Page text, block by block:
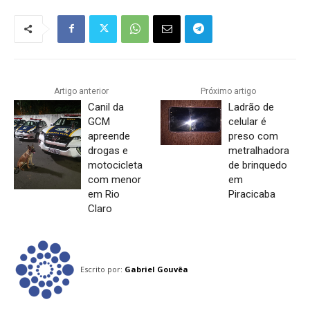
Artigo anterior
Canil da
GCM
apreende
drogas e
motocicleta
com menor
em Rio
Claro
Próximo artigo
Ladrão de
celular é
preso com
metralhadora
de brinquedo
em
Piracicaba
Escrito por: Gabriel Gouvêa